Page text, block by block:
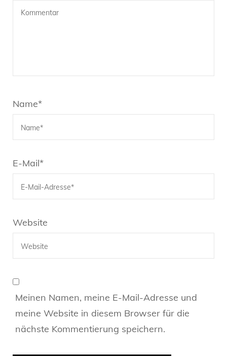
Name*
E-Mail*
Website
Meinen Namen, meine E-Mail-Adresse und
meine Website in diesem Browser für die
nächste Kommentierung speichern.